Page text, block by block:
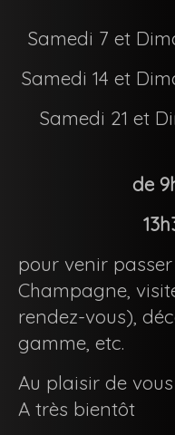
Samedi 7 et
Samedi 14 et
Samedi 21 et
de
pour venir
Champagne,
rendez-vous),
gamme, etc.
Au plaisir de
A très bientôt